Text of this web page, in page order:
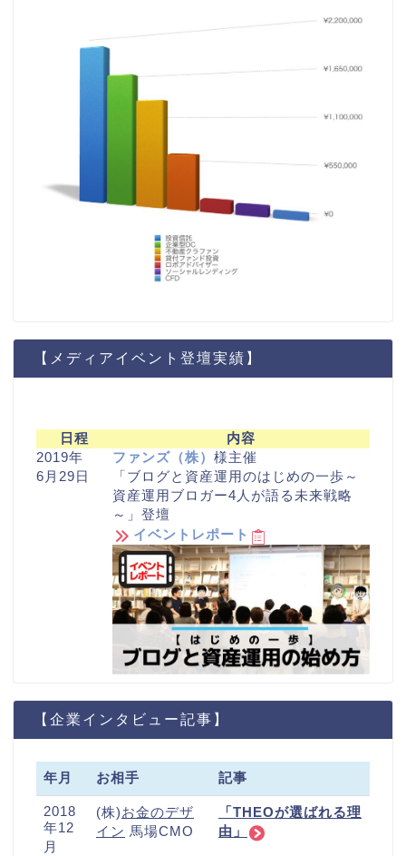
【メディアイベント登壇実績】
日程
内容
2019年
6月29日
ファンズ（株） 様主催
「ブログと資産運用のはじめの一歩～
資産運用ブロガー4人が語る未来戦略
～」登壇
イベントレポート
【企業インタビュー記事】
年月 お相手 記事
2018
年12
月
(株)お金のデザ
イン 馬場CMO
「THEOが選ばれる理
由」